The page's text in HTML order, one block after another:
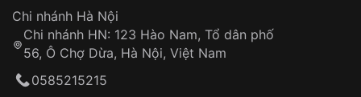
Hotline: 0585 215 215
Từ khóa SEO:
Đảm bảo quyền lợi khách hàng
Chi nhánh Hà Nội
Chi nhánh HN: 123 Hào Nam, Tổ dân phố
56, Ô Chợ Dừa, Hà Nội, Việt Nam
0585215215